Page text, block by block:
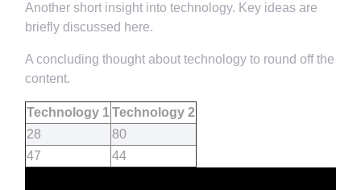
Another short insight into technology. Key ideas are
briefly discussed here.
A concluding thought about technology to round off the
content.
Technology 1Technology 2
28
80
47
44